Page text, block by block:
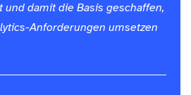
damit die Basis geschaffen,
Anforderungen umsetzen